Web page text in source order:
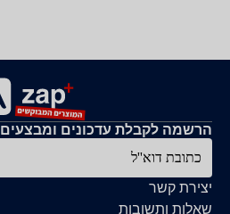
יצירת קשר
שאלות ותשובות
הרשמה לקבלת עדכונים ומבצעים
כתובת דוא''ל